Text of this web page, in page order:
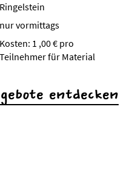
Ringelstein
nur vormittags
Kosten: 1 ,00 € pro
Teilnehmer für Material
entdecken